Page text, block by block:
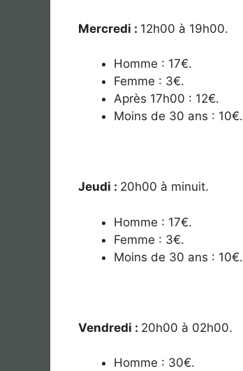
Mercredi : 12h00 à 19h00.
Homme : 17€.
Femme : 3€.
Après 17h00 : 12€.
Moins de 30 ans : 10€.
Jeudi : 20h00 à minuit.
Homme : 17€.
Femme : 3€.
Moins de 30 ans : 10€.
Vendredi : 20h00 à 02h00.
Homme : 30€.